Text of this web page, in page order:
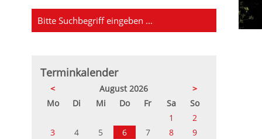
Terminkalender
< August 2026
>
MontagDi enstag
Mittwoch
Donnerstag
FreitagSamstag
Sonntag
1
2
3
4 5 6 7 8
9